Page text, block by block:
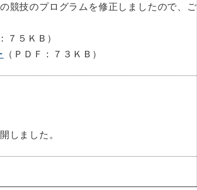
競技のプログラムを修正しましたので、ご
７５ＫＢ）
（ＰＤＦ：７３ＫＢ）
しました。